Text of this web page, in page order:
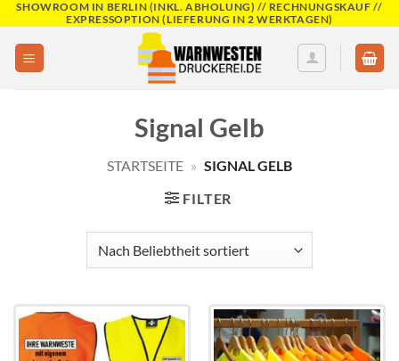
Skip
to
content
SHOWROOM IN BERLIN (INKL. ABHOLUNG) // RECHNUNGSKAUF //
EXPRESSOPTION (LIEFERUNG IN 2 WERKTAGEN)
Signal Gelb
STARTSEITE » SIGNAL GELB
FILTER
Add to
wishlist
wishlist